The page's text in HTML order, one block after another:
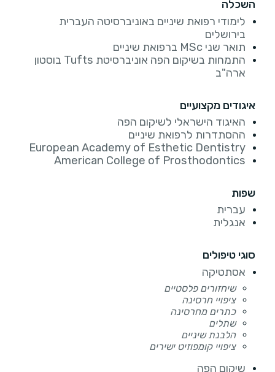
השכלה
לימודי רפואת שיניים באוניברסיטה העברית
בירושלים
תואר שני MSc ברפואת שיניים
התמחות בשיקום הפה אוניברסיטת Tufts בוסטון
ארה"ב
איגודים מקצועיים
האיגוד הישראלי לשיקום הפה
ההסתדרות לרפואת שיניים
European Academy of Esthetic Dentistry
American College of Prosthodontics
שפות
עברית
אנגלית
סוגי טיפולים
אסתטיקה
שיחזורים פלסטיים
ציפויי חרסינה
כתרים מחרסינה
שתלים
הלבנת שיניים
ציפויי קומפוזיט ישירים
שיקום הפה